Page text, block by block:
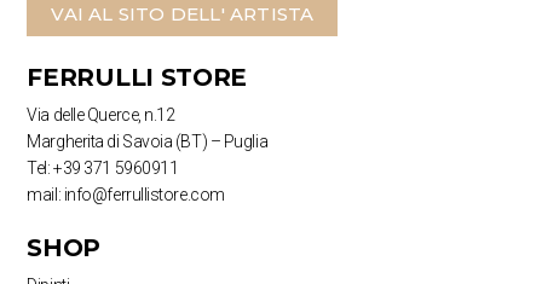
VAI AL SITO DELL' ARTISTA
FERRULLI STORE
Via delle Querce, n.12
Margherita di Savoia (BT) – Puglia
Tel: +39 371 5960911
mail: info@ferrullistore.com
SHOP